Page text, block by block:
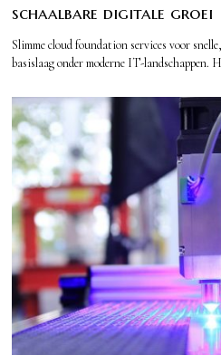
schaalbare digitale groei
Slimme cloud foundation services voor
basislaag onder moderne IT-landschappen.